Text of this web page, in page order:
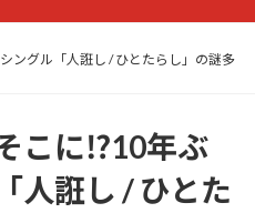
ングル「人誑し / ひとたらし」の謎多
こに⁉10年ぶ
人誑し / ひとた